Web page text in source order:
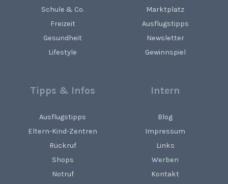
Schule & Co.
Freizeit
Gesundheit
Lifestyle
Marktplatz
Ausflugstipps
Newsletter
Gewinnspiel
Tipps & Infos
Ausflugstipps
Eltern-Kind-Zentren
Rückruf
Shops
Notruf
Intern
Blog
Impressum
Links
Werben
Kontakt